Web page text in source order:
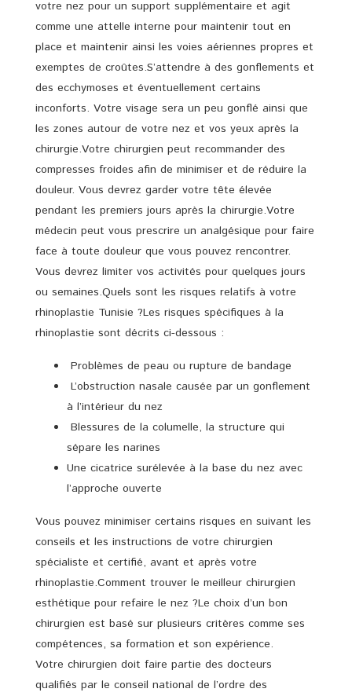
votre nez pour un support supplémentaire et agit
comme une attelle interne pour maintenir tout en
place et maintenir ainsi les voies aériennes propres et
exemptes de croûtes.S’attendre à des gonflements et
des ecchymoses et éventuellement certains
inconforts. Votre visage sera un peu gonflé ainsi que
les zones autour de votre nez et vos yeux après la
chirurgie.Votre chirurgien peut recommander des
compresses froides afin de minimiser et de réduire la
douleur. Vous devrez garder votre tête élevée
pendant les premiers jours après la chirurgie.Votre
médecin peut vous prescrire un analgésique pour faire
face à toute douleur que vous pouvez rencontrer.
Vous devrez limiter vos activités pour quelques jours
ou semaines.Quels sont les risques relatifs à votre
rhinoplastie Tunisie ?Les risques spécifiques à la
rhinoplastie sont décrits ci-dessous :
Problèmes de peau ou rupture de bandage
L’obstruction nasale causée par un gonflement
à l’intérieur du nez
Blessures de la columelle, la structure qui
sépare les narines
Une cicatrice surélevée à la base du nez avec
l’approche ouverte
Vous pouvez minimiser certains risques en suivant les
conseils et les instructions de votre chirurgien
spécialiste et certifié, avant et après votre
rhinoplastie.Comment trouver le meilleur chirurgien
esthétique pour refaire le nez ?Le choix d’un bon
chirurgien est basé sur plusieurs critères comme ses
compétences, sa formation et son expérience.
Votre chirurgien doit faire partie des docteurs
qualifiés par le conseil national de l’ordre des